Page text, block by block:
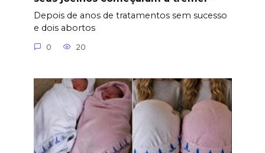
Depois de anos de tratamentos sem sucesso
e dois abortos
0 20